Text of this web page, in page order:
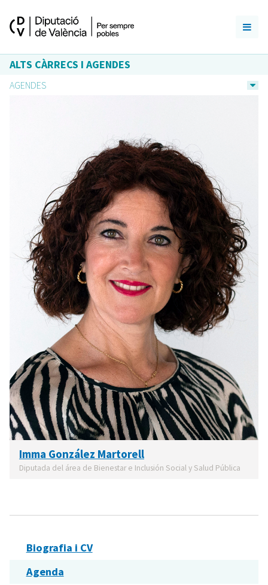
ALTS CÀRRECS I AGENDES
AGENDES
Imma González Martorell
Diputada del área de Bienestar e Inclusión Social y Salud Pública
Biografia i CV
Agenda